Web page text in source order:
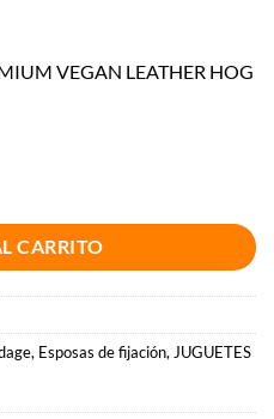
VEGAN LEATHER HOG
VEGANO cantidad
CARRITO
, Esposas de fijación, JUGUETES